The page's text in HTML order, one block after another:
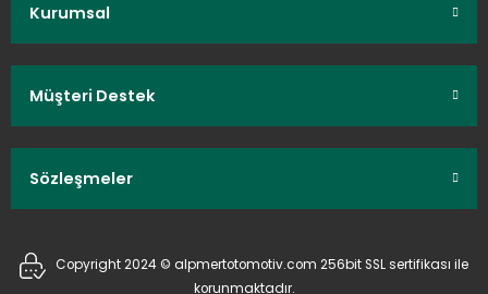
Kurumsal
Müşteri Destek
Sözleşmeler
Copyright 2024 © alpmertotomotiv.com 256bit SSL sertifikası ile
korunmaktadır.